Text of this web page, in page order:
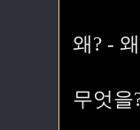
왜? -
무엇을